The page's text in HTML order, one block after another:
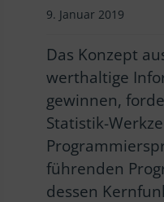
9. Januar 2019
Das Konzept
werthaltige
gewinnen,
Statistik-
führenden
dessen